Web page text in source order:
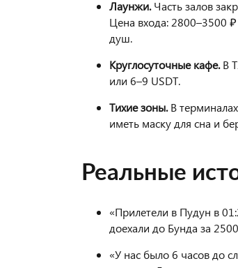
Лаунжи.Часть залов
Цена входа: 2800–3500 ₽
душ.
Круглосуточные кафе.В
или 6–9 USDT.
Тихие зоны.В
иметь маску для сна и
Реальные
«Прилетели в Пудун в
доехали до Бунда за
«У нас было 6 часов до